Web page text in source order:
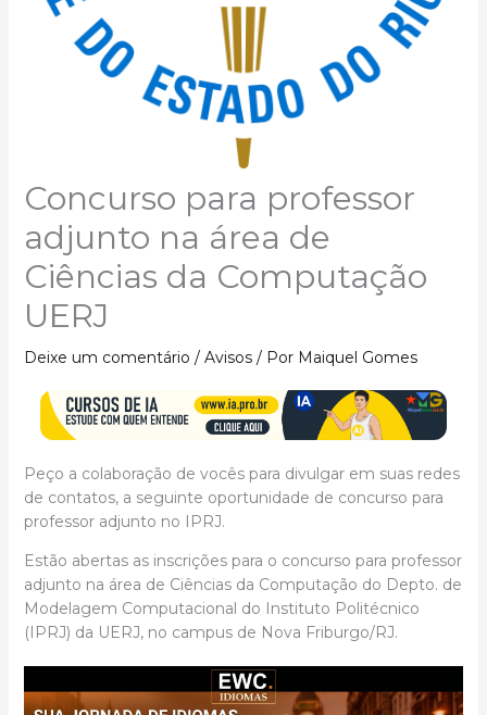
Concurso para professor
adjunto na área de
Ciências da Computação
UERJ
Deixe um comentário / Avisos/ Por Maiquel Gomes
Peço a colaboração de vocês para divulgar em suas redes
de contatos, a seguinte oportunidade de concurso para
professor adjunto no IPRJ.
Estão abertas as inscrições para o concurso para professor
adjunto na área de Ciências da Computação do Depto. de
Modelagem Computacional do Instituto Politécnico
(IPRJ) da UERJ, no campus de Nova Friburgo/RJ.